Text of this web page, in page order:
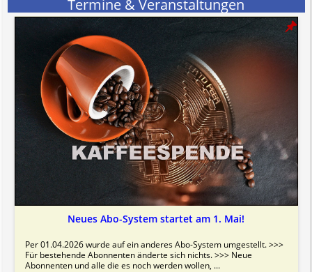
Termine & Veranstaltungen
Neues Abo-System startet am 1. Mai!
Per 01.04.2026 wurde auf ein anderes Abo-System umgestellt. >>>
Für bestehende Abonnenten änderte sich nichts. >>> Neue
Abonnenten und alle die es noch werden wollen, ...